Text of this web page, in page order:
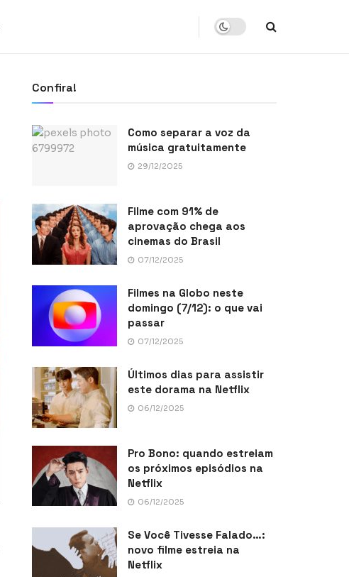
Confira!
Como separar a voz da
música gratuitamente
29/12/2025
Filme com 91% de
aprovação chega aos
cinemas do Brasil
07/12/2025
Filmes na Globo neste
domingo (7/12): o que vai
passar
07/12/2025
Últimos dias para assistir
este dorama na Netflix
06/12/2025
Pro Bono: quando estreiam
os próximos episódios na
Netflix
06/12/2025
Se Você Tivesse Falado…:
novo filme estreia na
Netflix